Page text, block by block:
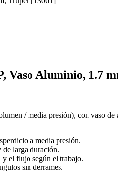
Vaso Aluminio, 1.7
/ media presión), con vaso
a media presión.
de larga duración.
y el flujo según el trabajo.
sin derrames.